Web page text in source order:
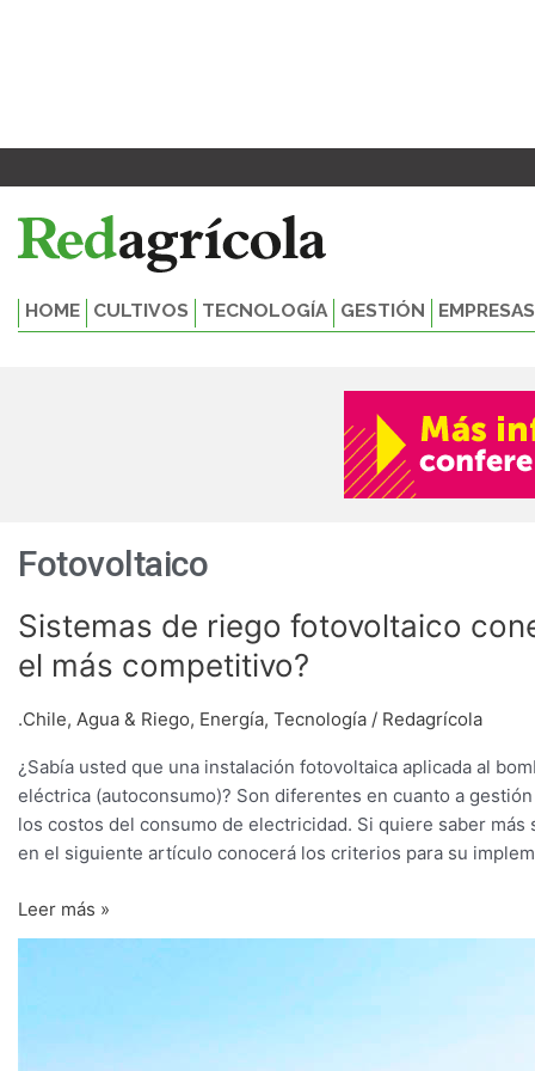
HOME CULTIVOS TECNOLOGÍA GESTIÓN EMPRESAS
Fotovoltaico
Sistemas de riego fotovoltaico
el más competitivo?
.Chile, Agua & Riego, Energía, Tecnología / Redagrícola
¿Sabía usted que una instalación fotovoltaica aplicada al
eléctrica (autoconsumo)? Son diferentes en cuanto a
los costos del consumo de electricidad. Si quiere saber
en el siguiente artículo conocerá los criterios para su
Sistemas
riego
conectado
a
red
o
aislado
red,
¿cuál
Leer más »